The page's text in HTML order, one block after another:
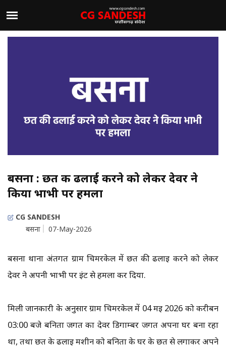
बसना : छत की ढलाई करने को लेकर देवर ने
किया भाभी पर हमला
CG SANDESH
बसना
07-May-2026
बसना थाना अंतर्गत ग्राम चिमरकेल में छत की ढलाई करने को लेकर
देवर ने अपनी भाभी पर ईंट से हमला कर दिया.
मिली जानकारी के अनुसार ग्राम चिमरकेल में 04 मई 2026 को करीबन
03:00 बजे बनिता जगत का देवर डिगाम्बर जगत अपना घर बना रहा
था, तथा छत के ढलाई मशीन को बनिता के घर के छत से लगाकर अपने